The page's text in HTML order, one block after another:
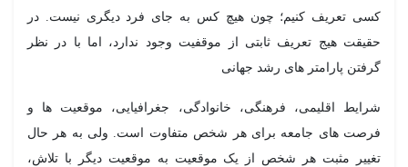
تعریف کنیم؛ چون هیچ کس به جای فرد دیگری نیست. در
هیج تعریف ثابتی از موقفیت وجود ندارد، اما با در نظر
پارامتر های رشد جهانی
اقلیمی، فرهنگی، خانوادگی، جغرافیایی، موقعیت ها و
های جامعه برای هر شخص متفاوت است. ولی به هر حال
مثبت هر شخص از یک موقعیت به موقعیت دیگر با تلاش،